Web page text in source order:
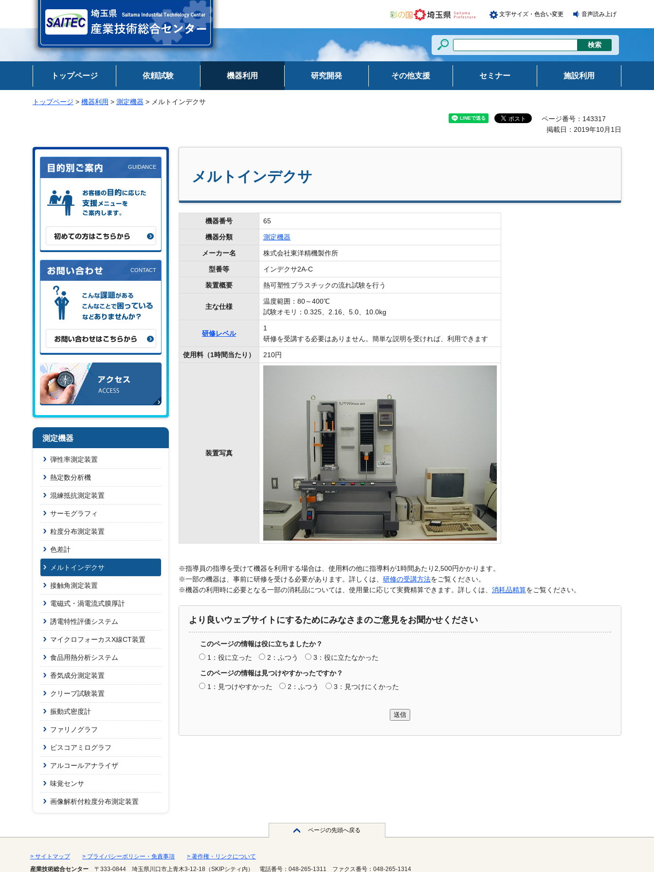
文字サイズ・色合い変更 音声読み上げ
トップページ 依頼試験 機器利用 研究開発 その他支援 セミナー 施設利用
トップページ > 機器利用 > 測定機器 > メルトインデクサ
ページ番号：143317
掲載日：2019年10月1日
お客様の目的に応じた支援メニュー
をご案内します。
初めての方はこちらから
こんな課題がある、こんなことで困
っている、などありませんか？
お問い合わせはこちらから
アクセス
測定機器
弾性率測定装置
熱定数分析機
混練抵抗測定装置
サーモグラフィ
粒度分布測定装置
色差計
メルトインデクサ
接触角測定装置
電磁式・渦電流式膜厚計
誘電特性評価システム
マイクロフォーカスX線CT装置
食品用熱分析システム
香気成分測定装置
クリープ試験装置
振動式密度計
ファリノグラフ
ビスコアミログラフ
アルコールアナライザ
味覚センサ
画像解析付粒度分布測定装置
メルトインデクサ
機器番号 65
機器分類 測定機器
メーカー名 株式会社東洋精機製作所
型番等 インデクサ2A-C
装置概要 熱可塑性プラスチックの流れ試験を行う
主な仕様
温度範囲：80～400℃
試験オモリ：0.325、2.16、5.0、10.0kg
研修レベル
1
研修を受講する必要はありません。簡単な説明を受ければ、利用できます
使用料（1時間当たり） 210円
装置写真
※指導員の指導を受けて機器を利用する場合は、使用料の他に指導料が1時間あたり2,500円かかります。
※一部の機器は、事前に研修を受ける必要があります。詳しくは、 研修の受講方法をご覧ください。
※機器の利用時に必要となる一部の消耗品については、使用量に応じて実費精算できます。詳しくは、 消耗品精算をご覧ください。
より良いウェブサイトにするためにみなさまのご意見をお聞かせください
このページの情報は役に立ちましたか？
1：役に立った
2：ふつう
3：役に立たなかった
このページの情報は見つけやすかったですか？
1：見つけやすかった
2：ふつう 3：見つけにくかった
送信
ページの先頭へ戻る
> サイトマップ > プライバシーポリシー・免責事項
> 著作権・リンクについて
産業技術総合センター
〒333-0844 埼玉県川口市上青木3-12-18（SKIPシティ内） 電話番号：048-265-1311 ファクス番号：048-265-1314